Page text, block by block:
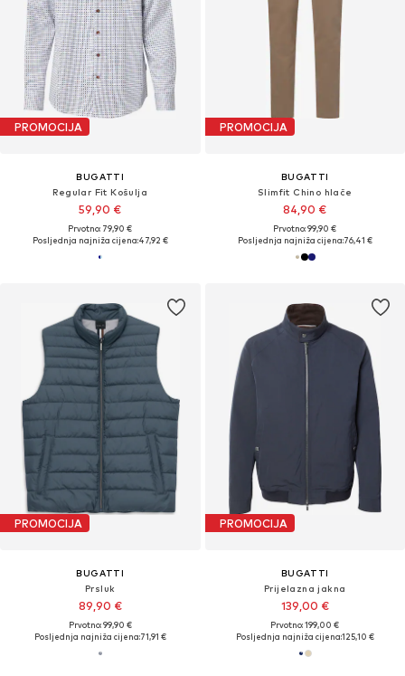
PROMOCIJA
BUGATTI
Regular Fit Košulja
59,90 €
Prvotno: 79,90 €
Posljednja najniža cijena:47,92 €
PROMOCIJA
BUGATTI
Slimfit Chino hlače
84,90 €
Prvotno: 99,90 €
Posljednja najniža cijena:76,41 €
PROMOCIJA
BUGATTI
Prsluk
89,90 €
Prvotno: 99,90 €
Posljednja najniža cijena:71,91 €
PROMOCIJA
BUGATTI
Prijelazna jakna
139,00 €
Prvotno: 199,00 €
Posljednja najniža cijena:125,10 €